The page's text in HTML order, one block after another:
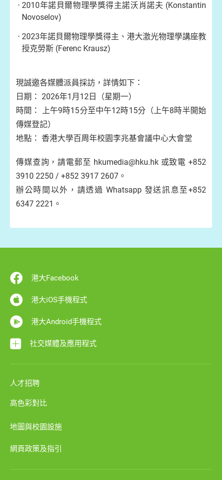
2010年諾貝爾物理學獎得主諾沃肖諾夫 (Konstantin
Novoselov)
2023年諾貝爾物理學獎得主、港大激光物理學講座教
授克勞斯 (Ferenc Krausz)
現誠邀各媒體派員採訪，詳情如下：
日期： 2026年1月12日（星期一）
時間： 上午9時15分至中午12時15分（上午8時半開始
傳媒登記）
地點： 香港大學百周年校園李兆基會議中心大會堂
傳媒查詢，請電郵至 hkumedia@hku.hk 或致電 +852
3910 2250 / +852 3917 2607。
辦公時間以外，請透過 Whatsapp 發送訊息至+852
6347 2221。
港大Facebook
港大iOS手機程式
港大Android手機程式
社交媒體及應用程式
人才招聘
高色彩對比
地圖與校園設施
網頁政策及指引